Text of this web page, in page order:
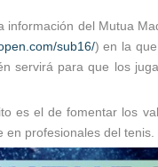
información del Mutua
sub16/) en la
servirá para que los
es el de fomentar los
en profesionales del